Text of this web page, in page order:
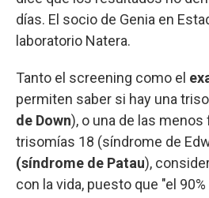
días. El socio de Genia en
laboratorio Natera.
Tanto el screening como el
permiten saber si hay una
de Down), o una de las
trisomías 18 (síndrome de
(síndrome de Patau),
con la vida, puesto que "el